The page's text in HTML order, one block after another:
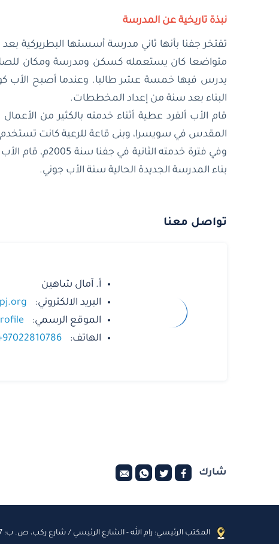
نبذة تاريخية عن المدرسة
البناء بعد سنة من إعداد المخططات.
المقدس في سويسرا، وبنى قاعة للرعية كانت
وفي فترة
بناء المدرسة الجديدة الحالية سنة الأب جوني.
تواصل معنا
أ. آمال شاهين
البريد الالكتروني:
الموقع الرسمي:
الهاتف:
شارك
المكتب الرئيسي: رام الله - الشارع الرئيسي / شارع ركب، ص. ب: 47